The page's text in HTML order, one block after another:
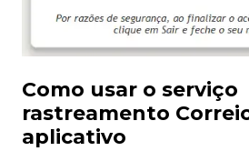
Como usar o serviço
rastreamento
aplicativo